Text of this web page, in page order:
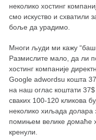
неколико хостинг
смо искуство и схватили
боље да урадимо.
Многи људи ми кажу “баш
Размислите мало, да ли
хостинг компаније
Google adwordsu кошта
на наш оглас коштати
сваких 100-120 кликова
неколико хиљада долара
помињем велике домаће
кренули.